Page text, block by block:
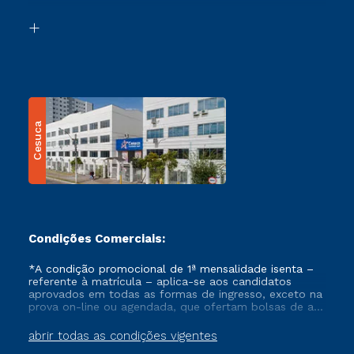
Transferência
Cesuca
Condições Comerciais:
abrir todas as condições vigentes
*A condição promocional de 1ª mensalidade isenta –
referente à matrícula – aplica-se aos candidatos
aprovados em todas as formas de ingresso, exceto na
prova on-line ou agendada, que ofertam bolsas de até
vigente, que ainda não tenham efetivado e/ou não
tenham cancelado ou trancado sua matrícula em uma